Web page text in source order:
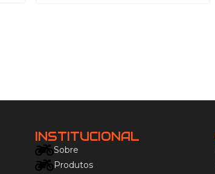
INSTITUCIONAL
Sobre
Produtos